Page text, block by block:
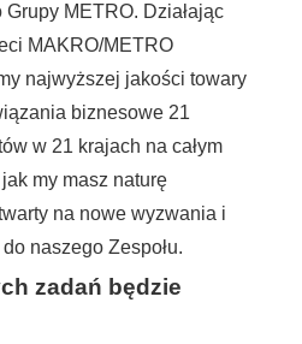
METRO. Działając
MAKRO/METRO
najwyższej jakości towary
biznesowe 21
w 21 krajach na całym
my masz naturę
na nowe wyzwania i
naszego Zespołu.
zadań będzie